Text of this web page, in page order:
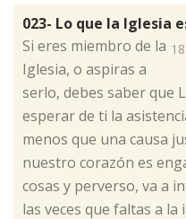
023- Lo que la Iglesia
​Si eres miembro de la
Iglesia, o aspiras a
serlo, debes saber que
esperar de ti la
menos que una causa
nuestro corazón es
cosas y perverso, va a
las veces que faltas a la